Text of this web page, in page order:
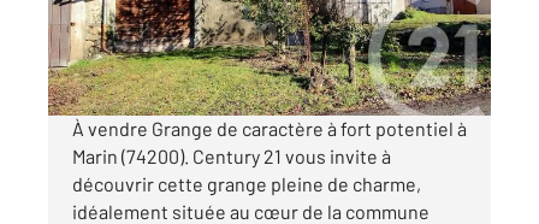
190 000 €
Visiter le site dédié
À vendre Grange de caractère à fort potentiel à
Marin (74200). Century 21 vous invite à
découvrir cette grange pleine de charme,
idéalement située au cœur de la commune